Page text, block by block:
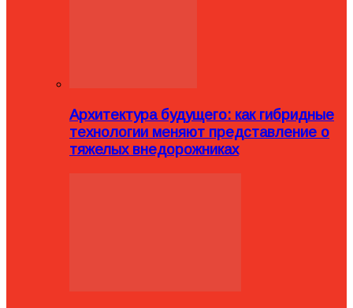
Архитектура будущего: как гибридные
технологии меняют представление о
тяжелых внедорожниках